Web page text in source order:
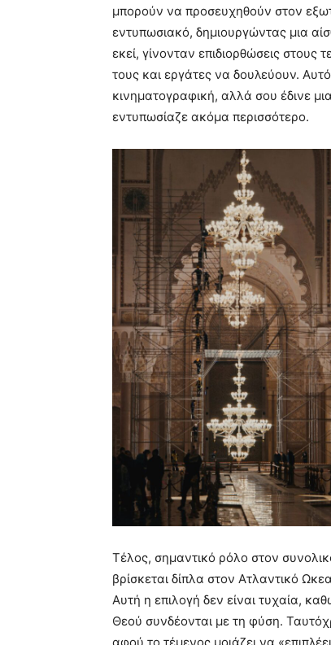
μπορούν να προσευχηθούν στον
εντυπωσιακό, δημιουργώντας μια
εκεί, γίνονταν επιδιορθώσεις
τους και εργάτες να δουλεύουν.
κινηματογραφική, αλλά σου έδινε
εντυπωσίαζε ακόμα περισσότερο.
Τέλος, σημαντικό ρόλο στον
βρίσκεται δίπλα στον Ατλαντικό
Αυτή η επιλογή δεν είναι τυχαία,
Θεού συνδέονται με τη φύση.